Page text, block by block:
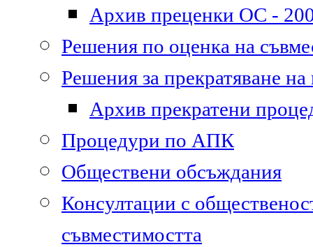
Архив преценки ОС -
Решения по оценка на
Решения за прекратяване
Архив прекратени
Процедури по АПК
Обществени обсъждания
Консултации с
съвместимостта